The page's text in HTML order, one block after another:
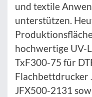
und textile
unterstützen.
hochwertige UV-
TxF300-75 für
Flachbettdrucker
JFX500-2131